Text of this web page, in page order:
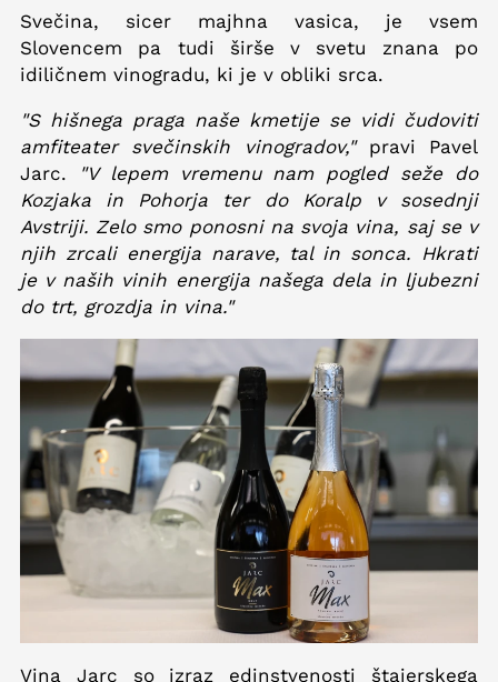
Svečina, sicer majhna vasica, je vsem
Slovencem pa tudi širše v svetu znana po
idiličnem vinogradu, ki je v obliki srca.
"S hišnega praga naše kmetije se vidi čudoviti
amfiteater svečinskih vinogradov,"pravi Pavel
Jarc.
"V lepem vremenu nam pogled seže do
Kozjaka in Pohorja ter do Koralp v sosednji
Avstriji. Zelo smo ponosni na svoja vina, saj se v
njih zrcali energija narave, tal in sonca. Hkrati
je v naših vinih energija našega dela in ljubezni
do trt, grozdja in vina."
Vina Jarc so izraz edinstvenosti štajerskega